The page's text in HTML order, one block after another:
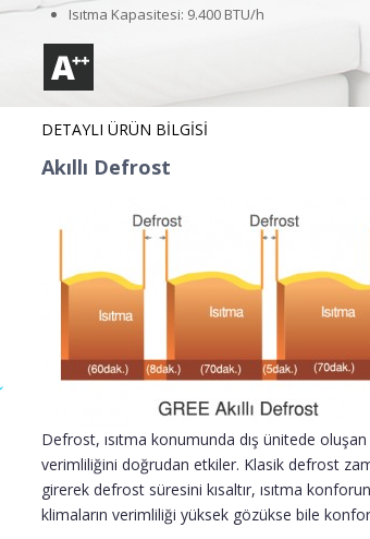
Isıtma Kapasitesi: 9.400 BTU/h
DETAYLI ÜRÜN BİLGİSİ
Akıllı Defrost
Defrost, ısıtma konumunda dış ünitede
verimliliğini doğrudan etkiler. Klasik defrost
girerek defrost süresini kısaltır, ısıtma
klimaların verimliliği yüksek gözükse bile